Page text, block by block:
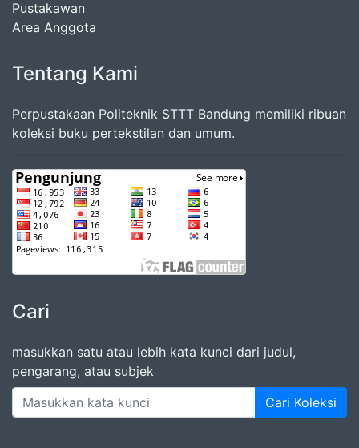
Pustakawan
Area Anggota
Tentang Kami
Perpustakaan Politeknik STTT Bandung memiliki ribuan
koleksi buku pertekstilan dan umum.
Cari
masukkan satu atau lebih kata kunci dari judul,
pengarang, atau subjek
Cari Koleksi